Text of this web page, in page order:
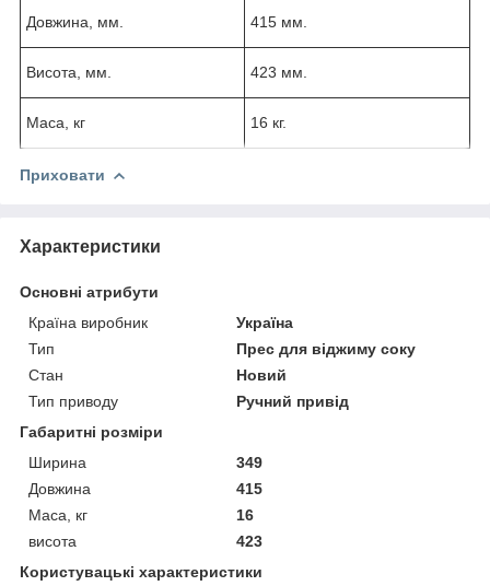
Довжина, мм. 415 мм.
Висота, мм. 423 мм.
Маса, кг 16 кг.
Приховати
Характеристики
Основні атрибути
Країна виробник
Україна
Тип
Прес для віджиму соку
Стан
Новий
Тип приводу
Ручний привід
Габаритні розміри
Ширина
349
Довжина
415
Маса, кг
16
висота
423
Користувацькі характеристики